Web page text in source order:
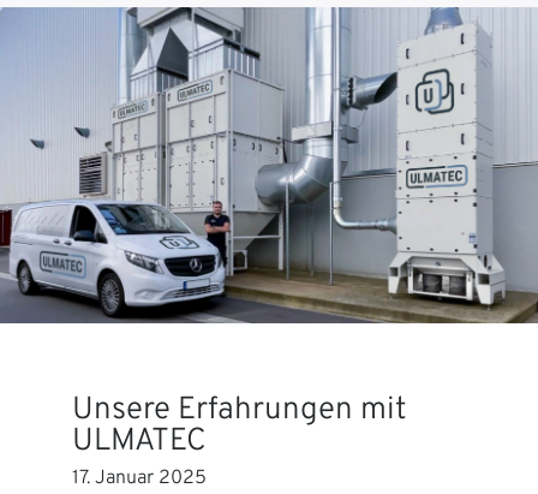
Unsere Erfahrungen mit
ULMATEC
17. Januar 2025